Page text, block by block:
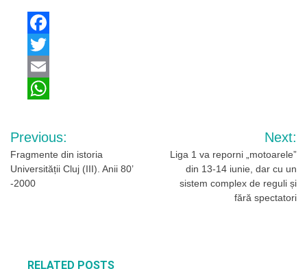
Facebook
Twitter
Email
Navigare
în
articole
Previous:
Fragmente din istoria
Universității Cluj (III). Anii 80’
-2000
Next:
Liga 1 va reporni „motoarele”
din 13-14 iunie, dar cu un
sistem complex de reguli și
fără spectatori
RELATED POSTS